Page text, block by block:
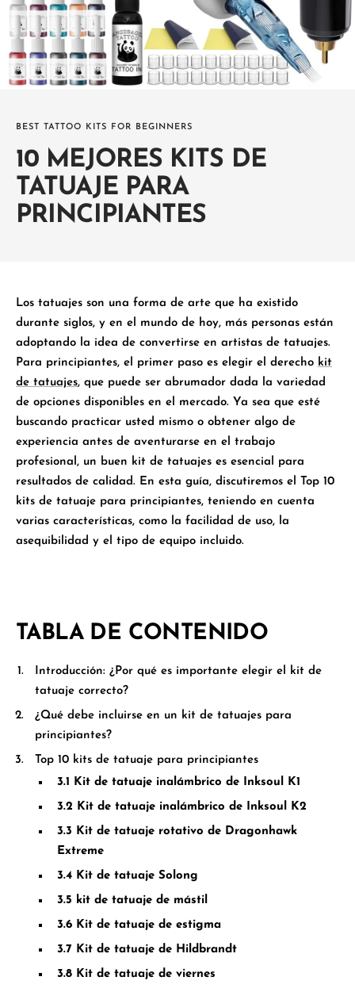
BEST TATTOO KITS FOR BEGINNERS
10 MEJORES KITS DE
TATUAJE PARA
PRINCIPIANTES
Los tatuajes son una forma de arte que ha existido
durante siglos, y en el mundo de hoy, más personas están
adoptando la idea de convertirse en artistas de tatuajes.
Para principiantes, el primer paso es elegir el derecho kit
de tatuajes, que puede ser abrumador dada la variedad
de opciones disponibles en el mercado. Ya sea que esté
buscando practicar usted mismo o obtener algo de
experiencia antes de aventurarse en el trabajo
profesional, un buen kit de tatuajes es esencial para
resultados de calidad. En esta guía, discutiremos el Top 10
kits de tatuaje para principiantes, teniendo en cuenta
varias características, como la facilidad de uso, la
asequibilidad y el tipo de equipo incluido.
TABLA DE CONTENIDO
Introducción: ¿Por qué es importante elegir el kit de
tatuaje correcto?
¿Qué debe incluirse en un kit de tatuajes para
principiantes?
Top 10 kits de tatuaje para principiantes
3.1 Kit de tatuaje inalámbrico de Inksoul K1
3.2 Kit de tatuaje inalámbrico de Inksoul K2
3.3 Kit de tatuaje rotativo de Dragonhawk
Extreme
3.4 Kit de tatuaje Solong
3.5 kit de tatuaje de mástil
3.6 Kit de tatuaje de estigma
3.7 Kit de tatuaje de Hildbrandt
3.8 Kit de tatuaje de viernes